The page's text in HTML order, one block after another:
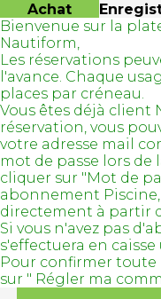
Achat
Bienvenue sur la
Nautiform,
Les réservations
l'avance. Chaque
places par créneau.
Vous êtes déjà client
réservation, vous
votre adresse mail
mot de passe lors
cliquer sur "Mot de
abonnement Piscine,
directement à partir
Si vous n'avez pas
s'effectuera en
Pour confirmer toute
sur " Régler ma